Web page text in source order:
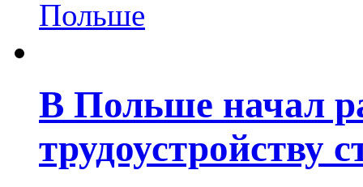
Польше
В Польше начал
трудоустройству